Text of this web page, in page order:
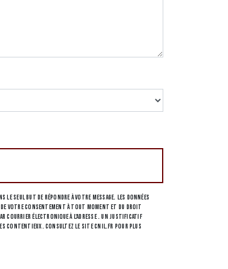
seul but de répondre à votre message. Les données
votre consentement à tout moment et du droit
courrier électronique à l'adresse . Un justificatif
contentieux. Consultez le site cnil.fr pour plus